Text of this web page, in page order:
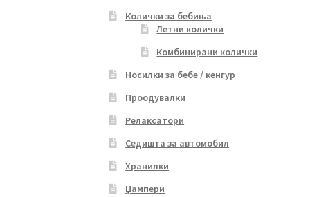
Колички за бебиња
Летни колички
Комбинирани колички
Носилки за бебе / кенгур
Проодувалки
Релаксатори
Седишта за автомобил
Хранилки
Џампери